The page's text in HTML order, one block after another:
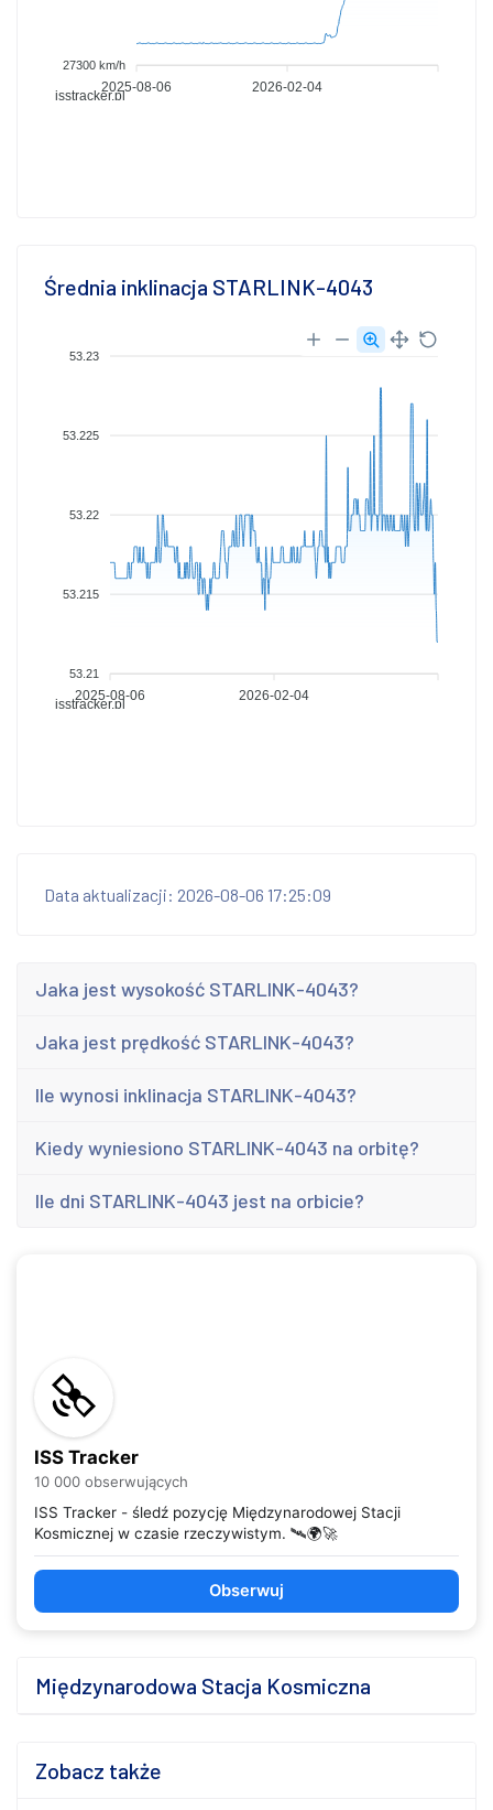
isstracker.pl
27300 km/h
2025-08-06 2026-02-04
Średnia inklinacja STARLINK-4043
isstracker.pl
53.23
53.225
53.22
53.215
53.21
2025-08-06 2026-02-04
Data aktualizacji: 2026-08-06 17:25:09
Jaka jest wysokość STARLINK-4043?
Jaka jest prędkość STARLINK-4043?
Ile wynosi inklinacja STARLINK-4043?
Kiedy wyniesiono STARLINK-4043 na orbitę?
Ile dni STARLINK-4043 jest na orbicie?
ISS Tracker
10 000 obserwujących
ISS Tracker - śledź pozycję Międzynarodowej Stacji
Kosmicznej w czasie rzeczywistym. 🛰️🌍🚀
Obserwuj
Międzynarodowa Stacja Kosmiczna
Zobacz także